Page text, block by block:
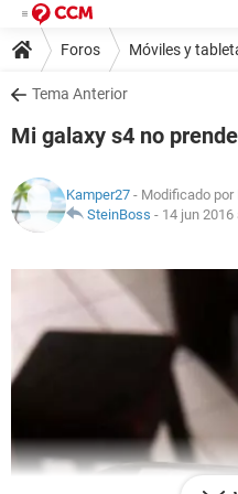
Foros Móviles y
Tema Anterior
Mi galaxy s4 no prende
Kamper27 - Modificado por
SteinBoss - 14 jun 2016